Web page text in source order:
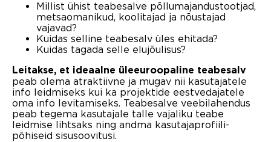
Millist ühist teabesalve põllumajandustootjad,
metsaomanikud, koolitajad ja nõustajad
vajavad?
Kuidas selline teabesalv üles ehitada?
Kuidas tagada selle elujõulisus?
Leitakse, et ideaalne üleeuroopaline teabesalv
peab olema atraktiivne ja mugav nii kasutajatele
info leidmiseks kui ka projektide eestvedajatele
oma info levitamiseks. Teabesalve veebilahendus
peab tegema kasutajale talle vajaliku teabe
leidmise lihtsaks ning andma kasutajaprofiili-
põhiseid sisusoovitusi.